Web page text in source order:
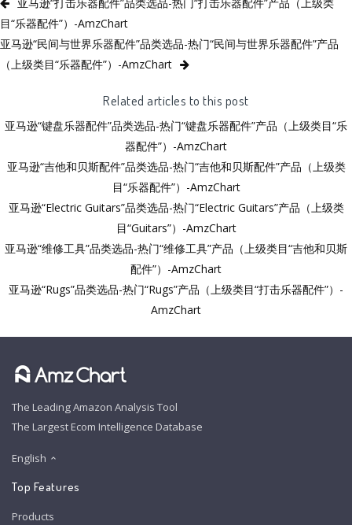
目“乐器配件”）-AmzChart
亚马逊“民间与世界乐器配件”品类选品-热门“民间与世界乐器配件”产品
（上级类目“乐器配件”）-AmzChart
Related articles to this post
亚马逊“键盘乐器配件”品类选品-热门“键盘乐器配件”产品（上级类目“乐
器配件”）-AmzChart
亚马逊“吉他和贝斯配件”品类选品-热门“吉他和贝斯配件”产品（上级类
目“乐器配件”）-AmzChart
亚马逊“Electric Guitars”品类选品-热门“Electric Guitars”产品（上级类
目“Guitars”）-AmzChart
亚马逊“维修工具”品类选品-热门“维修工具”产品（上级类目“吉他和贝斯
配件”）-AmzChart
亚马逊“Rugs”品类选品-热门“Rugs”产品（上级类目“打击乐器配件”）-
AmzChart
The Leading Amazon Analysis Tool
The Largest Ecom Intelligence Database
English
Top Features
Products